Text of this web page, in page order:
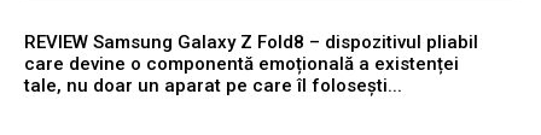
REVIEW Samsung Galaxy Z Fold8 – dispozitivul pliabil
care devine o componentă emoțională a existenței
tale, nu doar un aparat pe care îl folosești...